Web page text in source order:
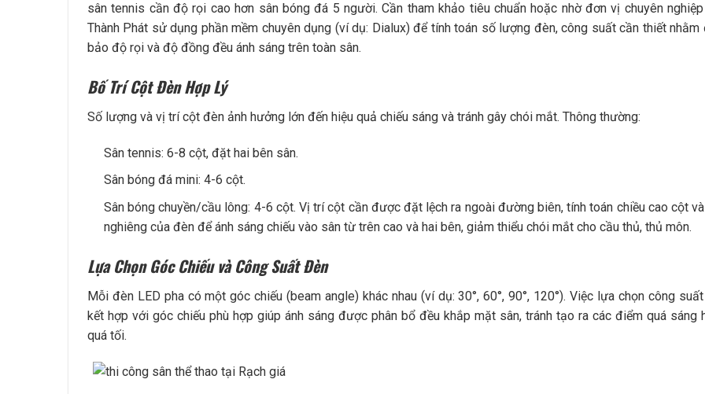
sân tennis cần độ rọi cao hơn sân bóng đá 5 người. Cần tham khảo tiêu chuẩn hoặc nhờ đơn vị chuyên
Thành Phát sử dụng phần mềm chuyên dụng (ví dụ: Dialux) để tính toán số lượng đèn, công suất cần thiết nhằm
bảo độ rọi và độ đồng đều ánh sáng trên toàn sân.
Bố Trí Cột Đèn Hợp Lý
Số lượng và vị trí cột đèn ảnh hưởng lớn đến hiệu quả chiếu sáng và tránh gây chói mắt. Thông thường:
Sân tennis: 6-8 cột, đặt hai bên sân.
Sân bóng đá mini: 4-6 cột.
Sân bóng chuyền/cầu lông: 4-6 cột. Vị trí cột cần được đặt lệch ra ngoài đường biên, tính toán chiều cao cột
nghiêng của đèn để ánh sáng chiếu vào sân từ trên cao và hai bên, giảm thiểu chói mắt cho cầu thủ, thủ môn.
Lựa Chọn Góc Chiếu và Công Suất Đèn
Mỗi đèn LED pha có một góc chiếu (beam angle) khác nhau (ví dụ: 30°, 60°, 90°, 120°). Việc lựa chọn công
kết hợp với góc chiếu phù hợp giúp ánh sáng được phân bổ đều khắp mặt sân, tránh tạo ra các điểm quá sáng
quá tối.